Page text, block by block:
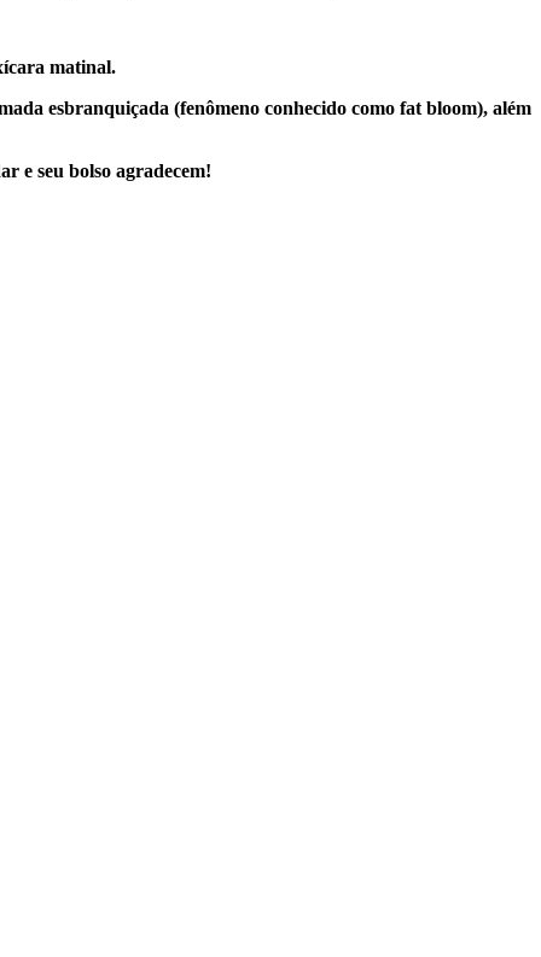
matinal.
esbranquiçada (fenômeno conhecido como fat bloom), além
e seu bolso agradecem!